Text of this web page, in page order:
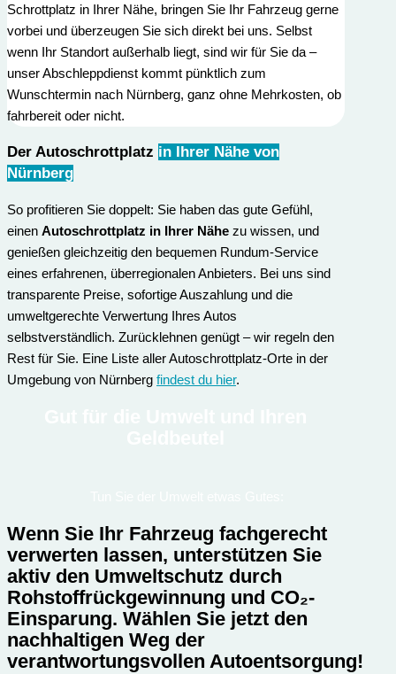
Schrottplatz in Ihrer Nähe, bringen Sie Ihr Fahrzeug gerne
vorbei und überzeugen Sie sich direkt bei uns. Selbst
wenn Ihr Standort außerhalb liegt, sind wir für Sie da –
unser Abschleppdienst kommt pünktlich zum
Wunschtermin nach Nürnberg, ganz ohne Mehrkosten, ob
fahrbereit oder nicht.
Der Autoschrottplatz in Ihrer Nähe von
Nürnberg
So profitieren Sie doppelt: Sie haben das gute Gefühl,
einen Autoschrottplatz in Ihrer Nähe zu wissen, und
genießen gleichzeitig den bequemen Rundum-Service
eines erfahrenen, überregionalen Anbieters. Bei uns sind
transparente Preise, sofortige Auszahlung und die
umweltgerechte Verwertung Ihres Autos
selbstverständlich. Zurücklehnen genügt – wir regeln den
Rest für Sie. Eine Liste aller Autoschrottplatz-Orte in der
Umgebung von Nürnberg findest du hier.
Wenn Sie Ihr Fahrzeug fachgerecht
verwerten lassen, unterstützen Sie
aktiv den Umweltschutz durch
Rohstoffrückgewinnung und CO₂-
Einsparung. Wählen Sie jetzt den
nachhaltigen Weg der
verantwortungsvollen Autoentsorgung!